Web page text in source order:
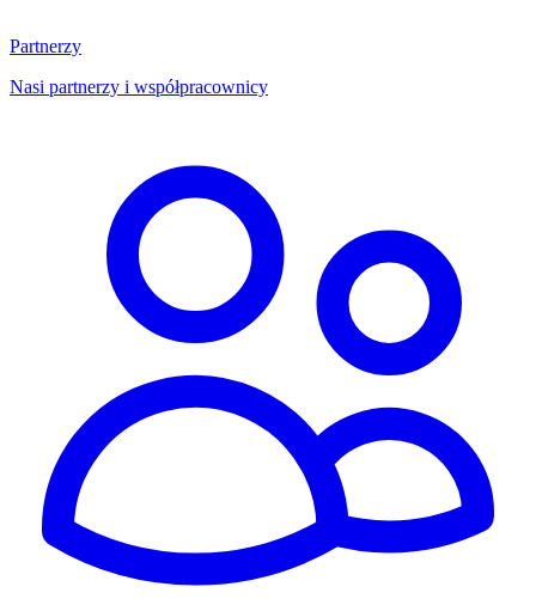
Partnerzy
Nasi partnerzy i współpracownicy